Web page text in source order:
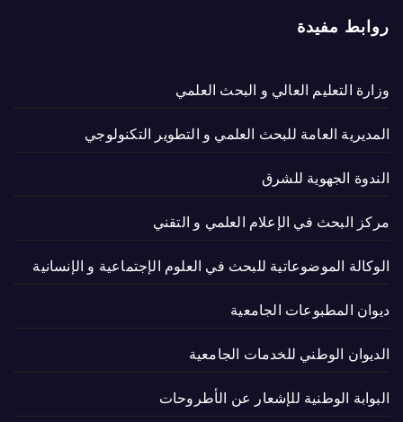
روابط مفيدة
وزارة التعليم العالي و البحث العلمي
المديرية العامة للبحث العلمي و التطوير التكنولوجي
الندوة الجهوية للشرق
مركز البحث في الإعلام العلمي و التقني
الوكالة الموضوعاتية للبحث في العلوم الإجتماعية و الإنسانية
ديوان المطبوعات الجامعية
الديوان الوطني للخدمات الجامعية
البوابة الوطنية للإشعار عن الأطروحات